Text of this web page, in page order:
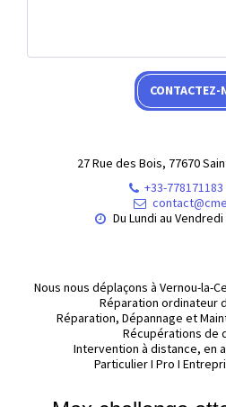
CONTACTEZ-
27 Rue des Bois, 77670
+33-778171183
Du Lundi au
Nous nous déplaçons à Vernou-la-
Réparation ordinateur
Réparation, Dépannage et
Récupérations de
Intervention à distance, en
Particulier I Pro I